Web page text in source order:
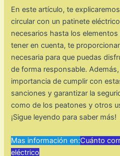
En este artículo, te
circular con un patinete
necesarios hasta los
tener en cuenta, te
necesaria para que puedas
de forma responsable.
importancia de cumplir con
sanciones y garantizar la
como de los peatones y otros
¡Sigue leyendo para saber más!
Mas información en:Cuánto
eléctrico